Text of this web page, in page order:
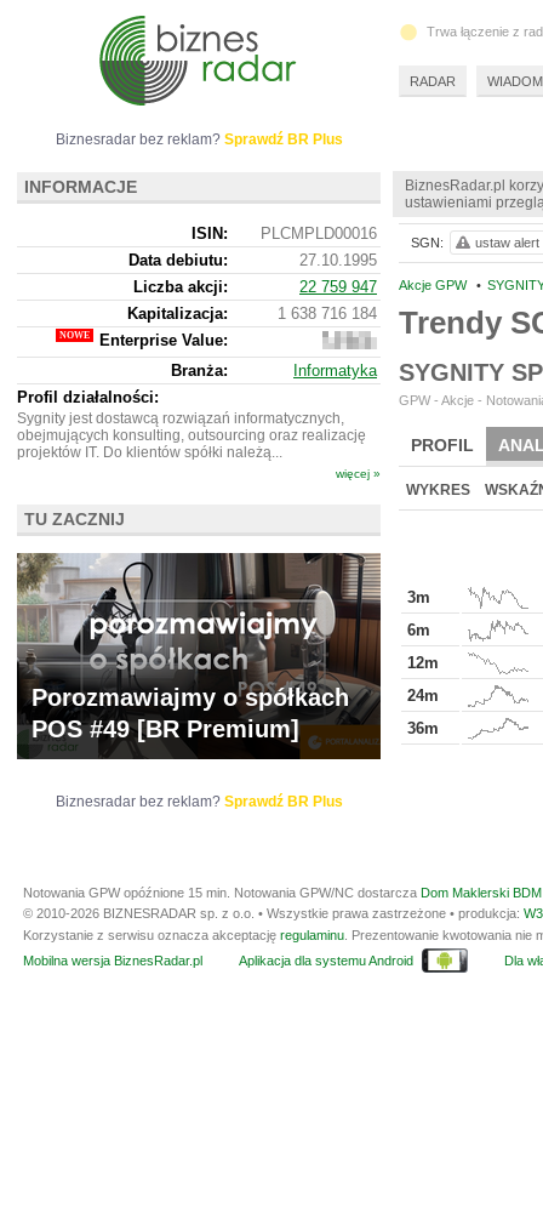
BiznesRadar.pl
ustawieniami
Akcje GPW •
Trendy
SYGNITY
GPW - Akcje -
PROFIL
BR LAB
WYKRES
3m
6m
12m
24m
36m
SGN: ustaw alert
Biznesradar bez reklam? Sprawdź BR Plus
INFORMACJE
ISIN:
PLCMPLD00016
Data debiutu:
27.10.1995
Liczba akcji:
22 759 947
Kapitalizacja:
1 638 716 184
Enterprise Value:
446
707
Branża:
Informatyka
Profil działalności:
Sygnity jest dostawcą rozwiązań informatycznych,
obejmujących konsulting, outsourcing oraz realizację
projektów IT. Do klientów spółki należą...
więcej »
TU ZACZNIJ
Porozmawiajmy o spółkach
POS #49 [BR Premium]
Biznesradar bez reklam? Sprawdź BR Plus
Trwa łączenie z
RADAR
Notowania GPW opóźnione 15 min. Notowania GPW/NC dostarcza Dom Maklerski
© 2010-2026 BIZNESRADAR sp. z o.o. • Wszystkie prawa zastrzeżone • produkcja:
Korzystanie z serwisu oznacza akceptację regulaminu . Prezentowanie kwotowania
Mobilna wersja BiznesRadar.pl
Aplikacja dla systemu Android Dla